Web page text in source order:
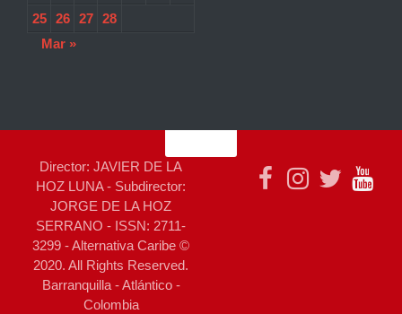
25
26 27
28
Mar »
Director: JAVIER DE LA
HOZ LUNA - Subdirector:
JORGE DE LA HOZ
SERRANO - ISSN: 2711-
3299 - Alternativa Caribe ©
2020. All Rights Reserved.
Barranquilla - Atlántico -
Colombia